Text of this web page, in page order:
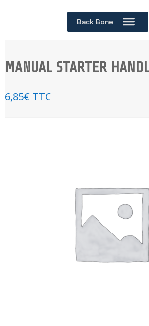
Back Bone
MANUAL STARTER
6,85€ TTC